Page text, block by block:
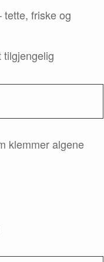
friske og
klemmer algene